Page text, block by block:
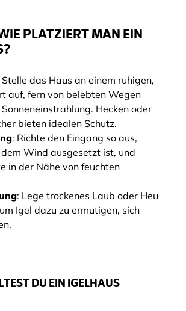
PLATZIERT MAN EIN
Stelle das Haus an einem ruhigen,
auf, fern von belebten Wegen
Hecken oder
bieten idealen Schutz.
: Richte den Eingang so aus,
Wind ausgesetzt ist, und
in der Nähe von feuchten
: Lege trockenes Laub oder Heu
Igel dazu zu ermutigen, sich
DU EIN IGELHAUS